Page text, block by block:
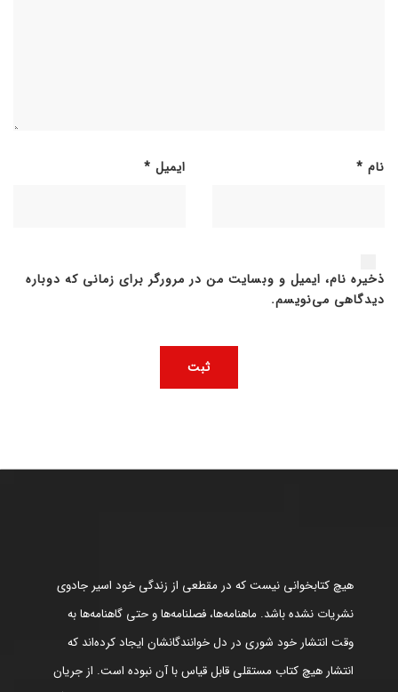
نام * ایمیل *
ذخیره نام، ایمیل و وبسایت من در مرورگر برای زمانی که دوباره
دیدگاهی می‌نویسم.
هیچ کتابخوانی نیست که در مقطعی از زندگی خود اسیر جادوی
نشریات نشده باشد. ماهنامه‌ها، فصلنامه‌ها و حتی گاهنامه‌ها به
وقت انتشار خود شوری در دل خوانندگانشان ایجاد کرده‌اند که
انتشار هیچ کتاب مستقلی قابل قیاس با آن نبوده است. از جریان